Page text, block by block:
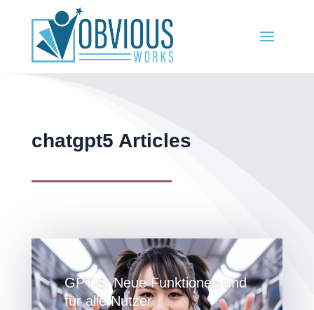
chatgpt5 Articles
GPT-5: Neue Funktionen und
für alle Nutzer